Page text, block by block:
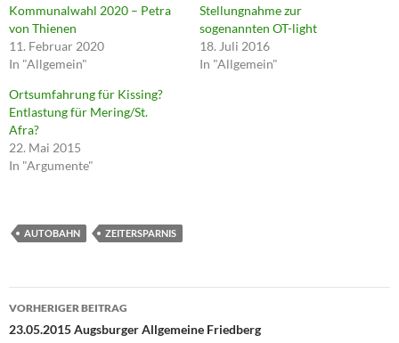
t
e
i
l
e
n
W
i
r
n
e
e
n
r
e
ö
f
Kommunalwahl 2020 – Petra
von Thienen
11. Februar 2020
In "Allgemein"
Stellungnahme zur
sogenannten OT-light
18. Juli 2016
In "Allgemein"
Ortsumfahrung für Kissing?
Entlastung für Mering/St.
Afra?
22. Mai 2015
In "Argumente"
AUTOBAHN ZEITERSPARNIS
Beitragsnavigation
VORHERIGER BEITRAG
23.05.2015 Augsburger Allgemeine Friedberg